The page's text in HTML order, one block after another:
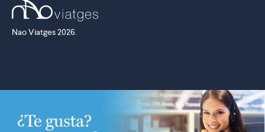
Nao Viatges 2026.